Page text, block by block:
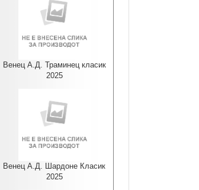
Венец А.Д. Траминец класик
2025
Венец А.Д. Шардоне Класик
2025